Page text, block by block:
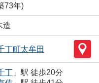
73年)
造
丁町太牟田
丁」駅 徒歩20分